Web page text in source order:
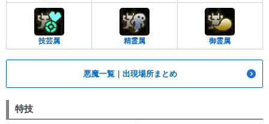
技芸属 精霊属 御霊属
悪魔一覧｜出現場所まとめ
特技